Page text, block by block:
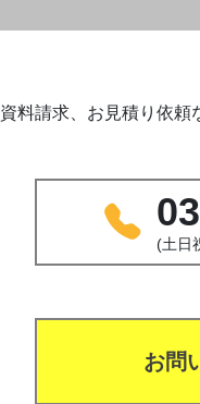
資料請求、お見積り依頼
(土日
お問